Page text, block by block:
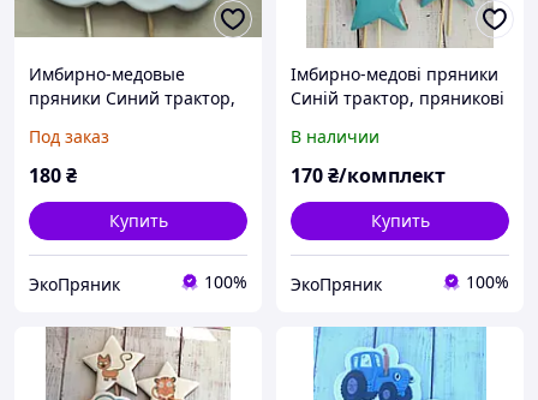
Имбирно-медовые
пряники Синий трактор,
пряники в торт
Под заказ
180₴
Купить
ЭкоПряник 100%
Імбирно-медові пряники
Синій трактор, пряникові
В наличии
170₴/комплект
Купить
ЭкоПряник 100%